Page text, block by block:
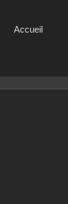
Accueil